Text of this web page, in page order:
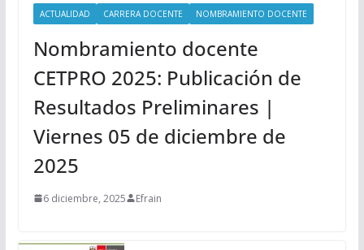
ACTUALIDAD CARRERA DOCENTE NOMBRAMIENTO DOCENTE
Nombramiento docente
CETPRO 2025: Publicación de
Resultados Preliminares |
Viernes 05 de diciembre de
2025
6 diciembre, 2025 Efrain